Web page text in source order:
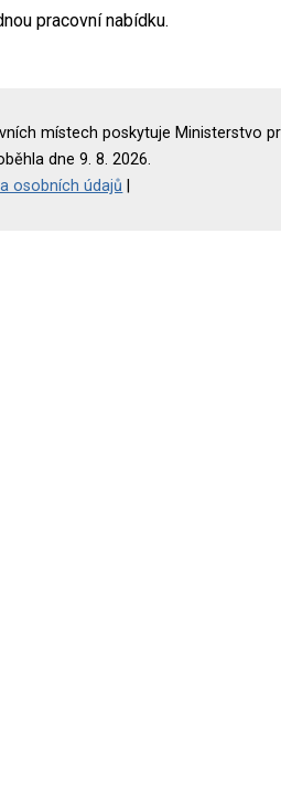
pracovní nabídku.
místech poskytuje Ministerstvo
dne 9. 8. 2026.
osobních údajů